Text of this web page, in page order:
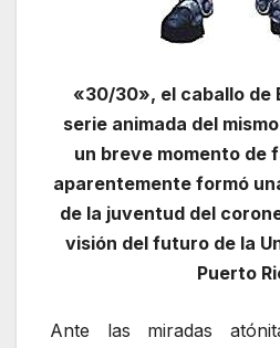
«30/30», el caballo de
serie animada del
un breve momento de
aparentemente formó
de la juventud del
visión del futuro de la
Puerto
Ante las miradas